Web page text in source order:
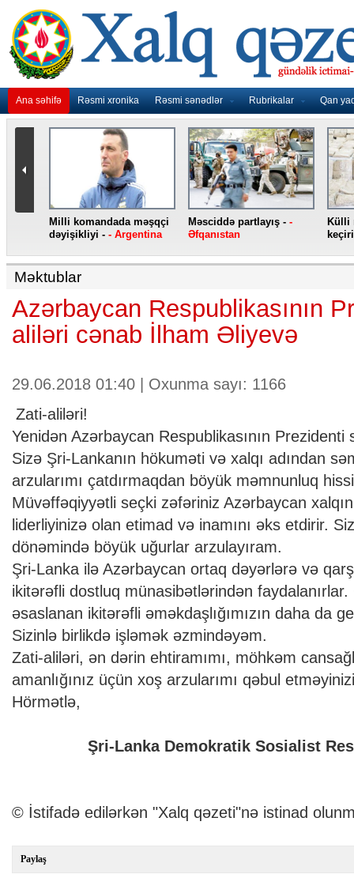
Ana səhifə Rəsmi xronika Rəsmi sənədlər Rubrikalar Qan
Milli komandada məşqçi
dəyişikliyi - - Argentina
Məsciddə partlayış - -
Əfqanıstan
Külli
Məktublar
Azərbaycan Respublikasının
aliləri cənab İlham Əliyevə
29.06.2018 01:40 | Oxunma sayı: 1166
Zati-aliləri!
Yenidən Azərbaycan Respublikasının
Sizə Şri-Lankanın hökuməti və xalqı adından
arzularımı çatdırmaqdan böyük məmnunluq
Müvəffəqiyyətli seçki zəfəriniz Azərbaycan
liderliyinizə olan etimad və inamını əks etdirir.
dönəmində böyük uğurlar arzulayıram.
Şri-Lanka ilə Azərbaycan ortaq dəyərlərə və
ikitərəfli dostluq münasibətlərindən faydalanırlar.
əsaslanan ikitərəfli əməkdaşlığımızın daha da
Sizinlə birlikdə işləmək əzmindəyəm.
Zati-aliləri, ən dərin ehtiramımı, möhkəm
amanlığınız üçün xoş arzularımı qəbul
Hörmətlə,
Şri-Lanka Demokratik Sosialist
© İstifadə edilərkən "Xalq qəzeti"nə istinad
Paylaş